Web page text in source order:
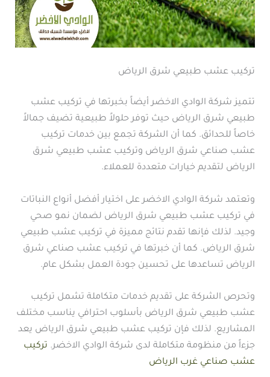
تركيب عشب طبيعي شرق الرياض
تتميز شركة الوادي الاخضر أيضاً بخبرتها في تركيب عشب
طبيعي شرق الرياض حيث توفر حلولاً طبيعية تضيف جمالاً
خاصاً للحدائق. كما أن الشركة تجمع بين خدمات تركيب
عشب صناعي شرق الرياض وتركيب عشب طبيعي شرق
الرياض لتقديم خيارات متعددة للعملاء.
وتعتمد شركة الوادي الاخضر على اختيار أفضل أنواع النباتات
في تركيب عشب طبيعي شرق الرياض لضمان نمو صحي
وجيد. لذلك فإنها تقدم نتائج مميزة في تركيب عشب طبيعي
شرق الرياض. كما أن خبرتها في تركيب عشب صناعي شرق
الرياض تساعدها على تحسين جودة العمل بشكل عام.
وتحرص الشركة على تقديم خدمات متكاملة تشمل تركيب
عشب طبيعي شرق الرياض بأسلوب احترافي يناسب مختلف
المشاريع. لذلك فإن تركيب عشب طبيعي شرق الرياض يعد
جزءاً من منظومة متكاملة لدى شركة الوادي الاخضر. تركيب
عشب صناعي غرب الرياض